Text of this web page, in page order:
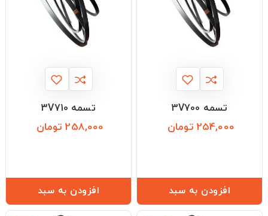
تسمه 3V700
254,000 تومان
افزودن به سبد
تسمه 3V710
258,000 تومان
افزودن به سبد